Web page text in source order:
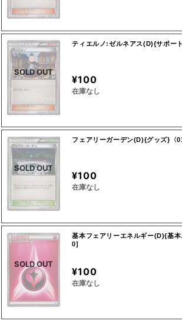
SOLD OUT
ティエルノ:ゼルネアス(D){サポー
¥100
在庫なし
SOLD OUT
フェアリーガーデン(D){グッズ}〈
¥100
在庫なし
SOLD OUT
基本フェアリーエネルギー(D){基
0]
¥100
在庫なし